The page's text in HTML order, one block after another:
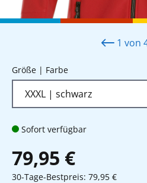
1 von
Größe | Farbeauswählen
Sofort verfügbar
79,95 €
30-Tage-Bestpreis: 79,95 €